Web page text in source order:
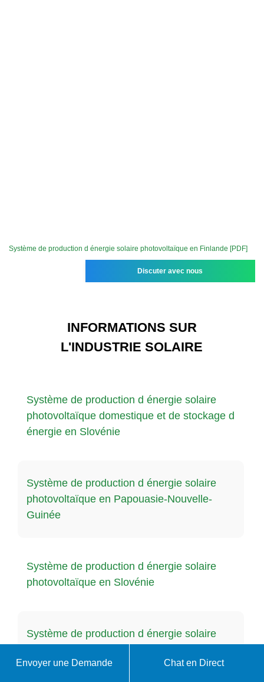
Système de production d énergie solaire photovoltaïque en Finlande [PDF]
Discuter avec nous
INFORMATIONS SUR
L'INDUSTRIE SOLAIRE
Système de production d énergie solaire
photovoltaïque domestique et de stockage d
énergie en Slovénie
Système de production d énergie solaire
photovoltaïque en Papouasie-Nouvelle-
Guinée
Système de production d énergie solaire
photovoltaïque en Slovénie
Système de production d énergie solaire
Envoyer une Demande Chat en Direct